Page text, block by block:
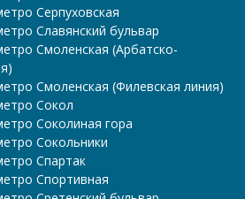
Серпуховская
Славянский бульвар
Смоленская (Арбатско-
Смоленская (Филевская линия)
Сокол
Соколиная гора
Сокольники
Спартак
Спортивная